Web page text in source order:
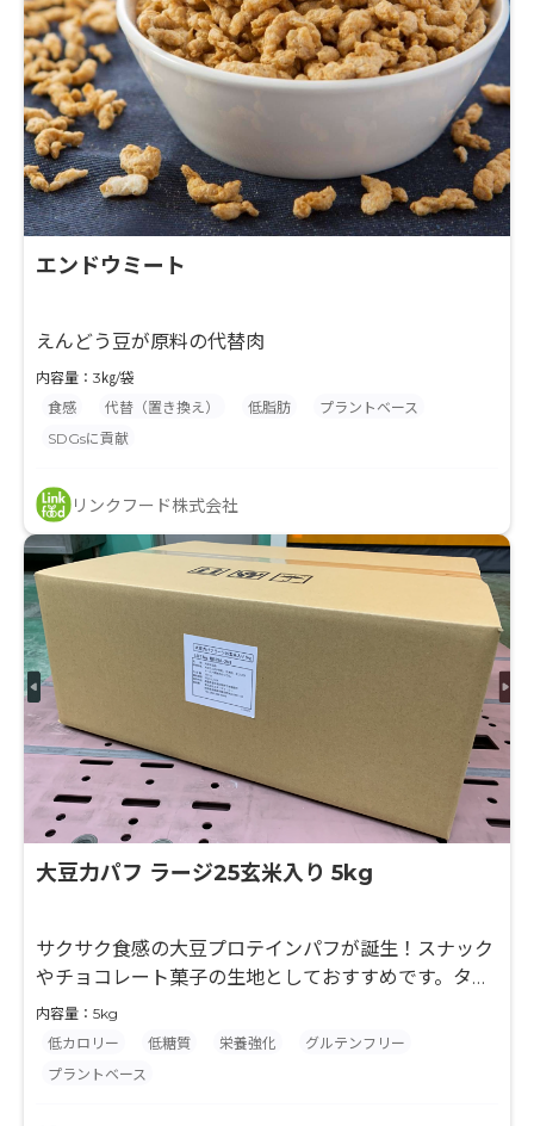
エンドウミート
えんどう豆が原料の代替肉
内容量：3㎏/袋
食感
代替（置き換え） 低脂肪
プラントベース
SDGsに貢献
リンクフード株式会社
大豆力パフ ラージ25玄米入り 5kg
サクサク食感の大豆プロテインパフが誕生！スナック
やチョコレート菓子の生地としておすすめです。タン
パク質を60%以上含みます。
内容量：5kg
低カロリー
低糖質 栄養強化
グルテンフリー
プラントベース